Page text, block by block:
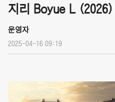
지리 Boyue L (2026)
운영자
2025-04-16 09:19